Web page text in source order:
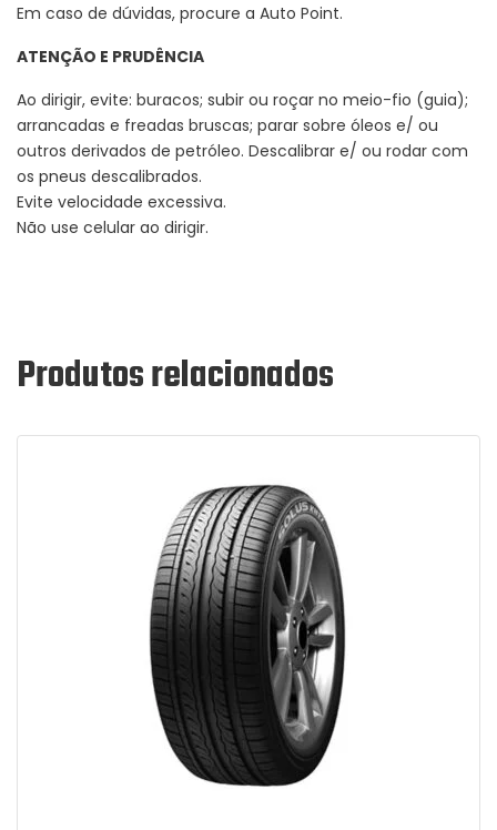
Em caso de dúvidas, procure a Auto Point.
ATENÇÃO E PRUDÊNCIA
Ao dirigir, evite: buracos; subir ou roçar no meio-fio (guia);
arrancadas e freadas bruscas; parar sobre óleos e/ ou
outros derivados de petróleo. Descalibrar e/ ou rodar com
os pneus descalibrados.
Evite velocidade excessiva.
Não use celular ao dirigir.
Produtos relacionados